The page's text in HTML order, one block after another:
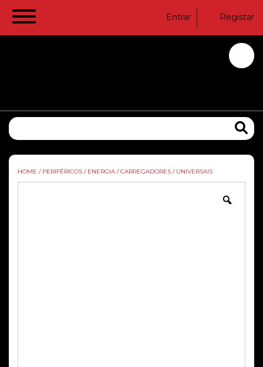
Entrar Registar
HOME / PERIFÉRICOS / ENERGIA / CARREGADORES / UNIVERSAIS